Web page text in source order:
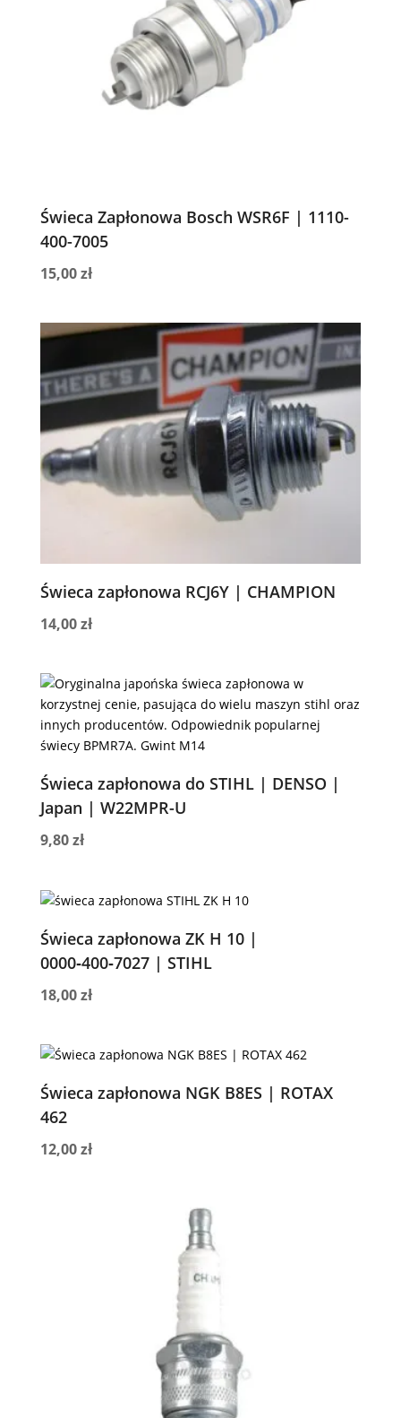
Świeca Zapłonowa Bosch WSR6F | 1110-
400-7005
15,00zł
Świeca zapłonowa RCJ6Y | CHAMPION
14,00zł
Świeca zapłonowa do STIHL | DENSO |
Japan | W22MPR-U
9,80zł
Świeca zapłonowa ZK H 10 |
0000‑400‑7027 | STIHL
18,00zł
Świeca zapłonowa NGK B8ES | ROTAX
462
12,00zł